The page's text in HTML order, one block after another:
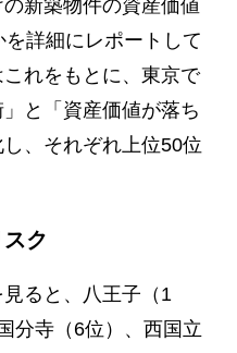
新築物件の資産価値
詳細にレポートして
れをもとに、東京で
」と「資産価値が落ち
、それぞれ上位50位
ク
ると、八王子（1
分寺（6位）、西国立